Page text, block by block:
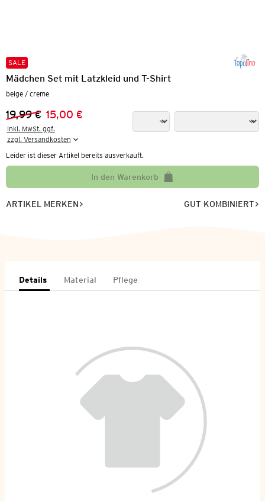
SALE
Mädchen Set mit Latzkleid und T-Shirt
beige / creme
Vorheriger Preis:
19,99 €
Neuer Preis:
15,00 €
inkl. MwSt. ggf.
zzgl. Versandkosten
Leider ist dieser Artikel bereits ausverkauft.
In den Warenkorb
ARTIKEL MERKEN GUT KOMBINIERT
Details Material Pflege